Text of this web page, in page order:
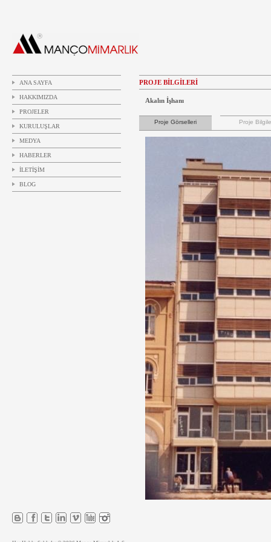
ANA SAYFA
HAKKIMIZDA
PROJELER
KURULUŞLAR
MEDYA
HABERLER
İLETİŞİM
BLOG
PROJE BİLGİLERİ
Akalın İşhanı
Proje Görselleri Proje